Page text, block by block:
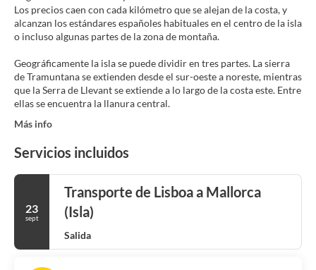
Los precios caen con cada kilómetro que se alejan de la costa, y
alcanzan los estándares españoles habituales en el centro de la isla
o incluso algunas partes de la zona de montaña.
Geográficamente la isla se puede dividir en tres partes. La sierra
de Tramuntana se extienden desde el sur-oeste a noreste, mientras
que la Serra de Llevant se extiende a lo largo de la costa este. Entre
ellas se encuentra la llanura central.
Más info
Servicios incluidos
23
sept
Transporte de Lisboa a Mallorca
(Isla)
Salida